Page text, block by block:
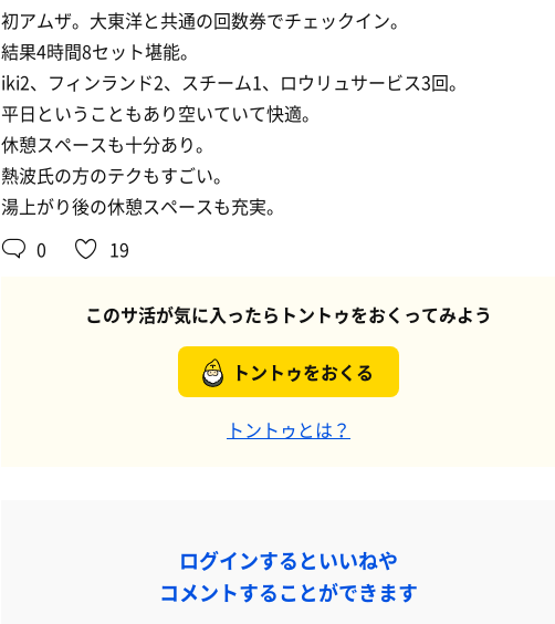
初アムザ。大東洋と共通の回数券でチェックイン。
結果4時間8セット堪能。
iki2、フィンランド2、スチーム1、ロウリュサービス3回。
平日ということもあり空いていて快適。
休憩スペースも十分あり。
熱波氏の方のテクもすごい。
湯上がり後の休憩スペースも充実。
0
19
このサ活が気に入ったらトントゥをおくってみよう
トントゥをおくる
トントゥとは？
ログインするといいねや
コメントすることができます